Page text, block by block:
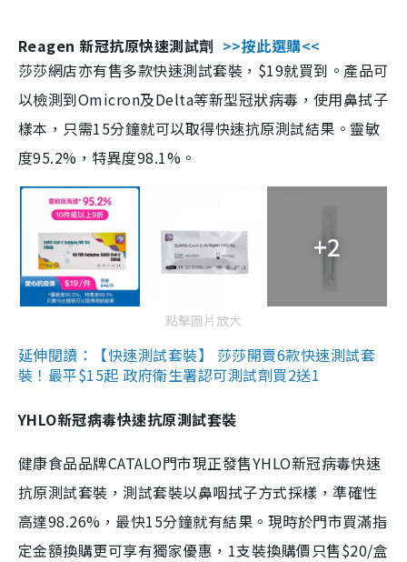
Reagen 新冠抗原快速測試劑 >>按此選購<<
莎莎網店亦有售多款快速測試套裝，$19就買到。產品可
以檢測到Omicron及Delta等新型冠狀病毒，使用鼻拭子
樣本，只需15分鐘就可以取得快速抗原測試結果。靈敏
度95.2%，特異度98.1%。
+2
點擊圖片放大
延伸閱讀：【快速測試套裝】 莎莎開賣6款快速測試套
裝！最平$15起 政府衛生署認可測試劑買2送1
YHLO新冠病毒快速抗原測試套裝
健康食品品牌CATALO門市現正發售YHLO新冠病毒快速
抗原測試套裝，測試套裝以鼻咽拭子方式採樣，準確性
高達98.26%，最快15分鐘就有結果。現時於門市買滿指
定金額換購更可享有獨家優惠，1支裝換購價只售$20/盒